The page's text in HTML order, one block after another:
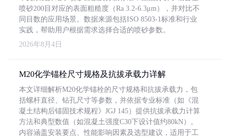
喷砂200目对应的表面粗糙度（Ra 3.2-6.3μm），并对比不
同目数的应用场景。数据来源包括ISO 8503-1标准和行业
实践，帮助用户根据需求选择合适的喷砂参数。
2026年8月4日
M20化学锚栓尺寸规格及抗拔承载力详解
本文详细解析M20化学锚栓的尺寸规格和抗拔承载力，包
括螺杆直径、钻孔尺寸等参数，并依据专业标准（如《混
凝土结构后锚固技术规程》JGJ 145）提供抗拔承载力计算
方法和典型数值（如混凝土强度C30下设计值约80kN）。
内容涵盖安装要点、性能影响因素及选型建议，适用于工